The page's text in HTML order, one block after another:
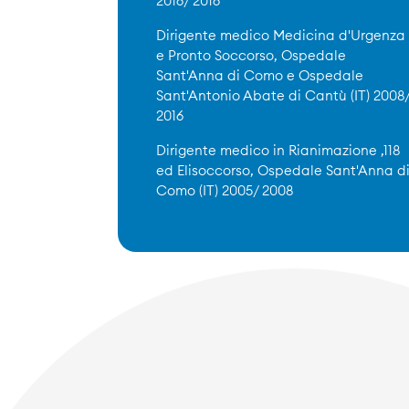
Dirigente medico Medicina d'Urgenza
e Pronto Soccorso, Ospedale
Sant'Anna di Como e Ospedale
Sant'Antonio Abate di Cantù (IT) 2008/
2016
Dirigente medico in Rianimazione ,118
ed Elisoccorso, Ospedale Sant'Anna di
Como (IT) 2005/ 2008